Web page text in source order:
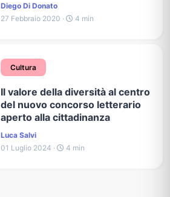
Diego Di Donato
27 Febbraio 2020 ·
4 min
Cultura
Il valore della diversità al centro
del nuovo concorso letterario
aperto alla cittadinanza
Luca Salvi
01 Luglio 2024 ·
4 min